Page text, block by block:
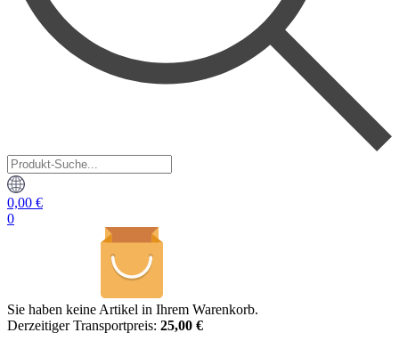
Produkt-
Suche...
0,00 €
0
Sie haben keine Artikel in Ihrem Warenkorb.
Derzeitiger Transportpreis: 25,00 €